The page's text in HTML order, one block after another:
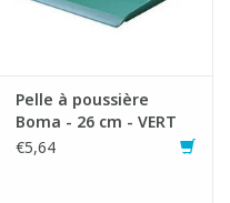
Pelle à poussière
Boma - 26 cm - VERT
€5,64